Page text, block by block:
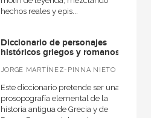
hechos reales y epis...
Diccionario de personajes
históricos griegos y romanos
JORGE MARTÍNEZ-PINNA NIETO
Este diccionario pretende ser una
prosopografía elemental de la
historia antigua de Grecia y de